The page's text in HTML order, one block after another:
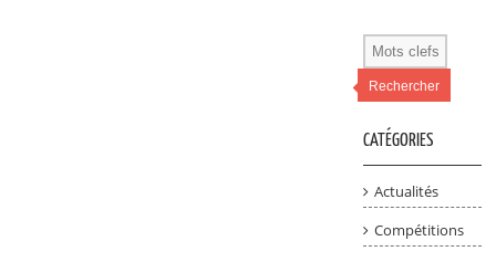
Rechercher
CATÉGORIES
Actualités
Compétitions